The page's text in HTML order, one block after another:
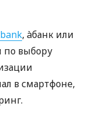
, àбанк или
по выбору
в смартфоне,